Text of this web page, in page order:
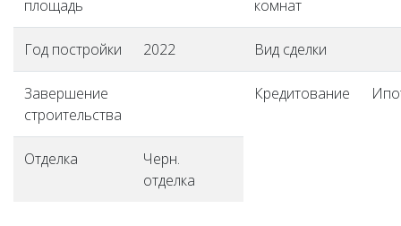
площадь
комнат
Год постройки 2022 Вид сделки
Завершение
строительства
Кредитование
Отделка
Черн.
отделка